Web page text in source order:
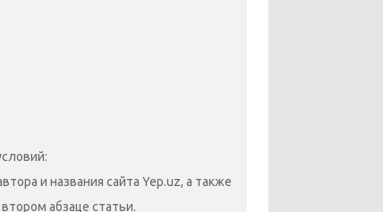
и названия сайта Yep.uz, а также
абзаце статьи.